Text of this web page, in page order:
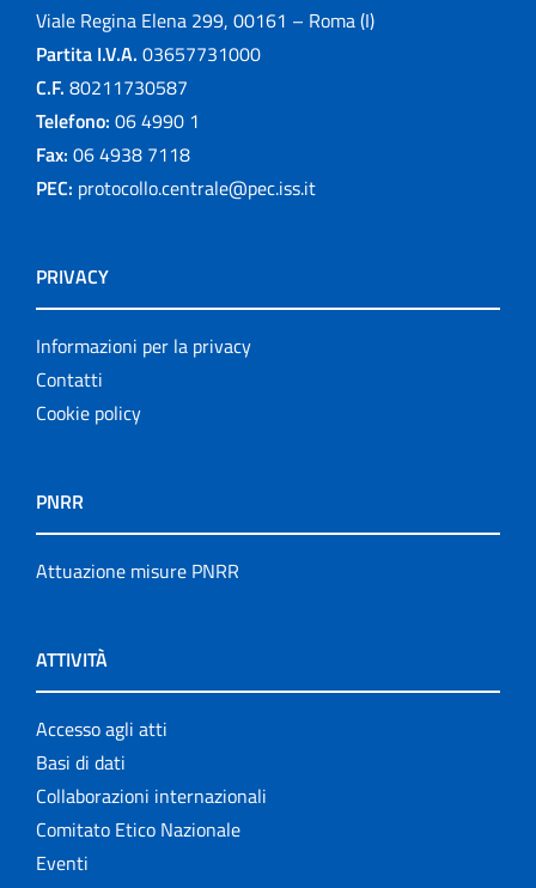
Viale Regina Elena 299, 00161 – Roma (I)
Partita I.V.A. 03657731000
C.F. 80211730587
Telefono: 06 4990 1
Fax: 06 4938 7118
PEC: protocollo.centrale@pec.iss.it
PRIVACY
Informazioni per la privacy
Contatti
Cookie policy
PNRR
Attuazione misure PNRR
ATTIVITÀ
Accesso agli atti
Basi di dati
Collaborazioni internazionali
Comitato Etico Nazionale
Eventi